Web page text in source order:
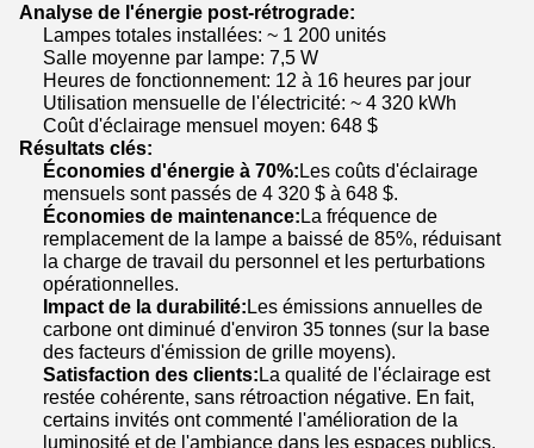
Analyse de l'énergie post-rétrograde:
Lampes totales installées: ~ 1 200 unités
Salle moyenne par lampe: 7,5 W
Heures de fonctionnement: 12 à 16 heures par jour
Utilisation mensuelle de l'électricité: ~ 4 320 kWh
Coût d'éclairage mensuel moyen: 648 $
Résultats clés:
Économies d'énergie à 70%:Les coûts d'éclairage
mensuels sont passés de 4 320 $ à 648 $.
Économies de maintenance:La fréquence de
remplacement de la lampe a baissé de 85%, réduisant
la charge de travail du personnel et les perturbations
opérationnelles.
Impact de la durabilité:Les émissions annuelles de
carbone ont diminué d'environ 35 tonnes (sur la base
des facteurs d'émission de grille moyens).
Satisfaction des clients:La qualité de l'éclairage est
restée cohérente, sans rétroaction négative. En fait,
certains invités ont commenté l'amélioration de la
luminosité et de l'ambiance dans les espaces publics.